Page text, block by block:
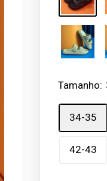
Tamanho:
34-35
42-43